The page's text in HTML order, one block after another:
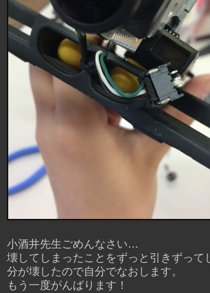
小酒井先生ごめんなさい…
壊してしまったことをずっと引きずって
分が壊したので自分でなおします。
もう一度がんばります！